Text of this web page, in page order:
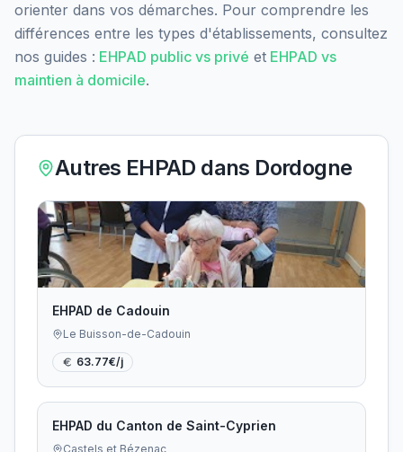
orienter dans vos démarches. Pour comprendre les
différences entre les types d'établissements, consultez
nos guides : EHPAD public vs privé et EHPAD vs
maintien à domicile.
Autres EHPAD dans Dordogne
EHPAD de Cadouin
Le Buisson-de-Cadouin
63.77€/j
EHPAD du Canton de Saint-Cyprien
Castels et Bézenac